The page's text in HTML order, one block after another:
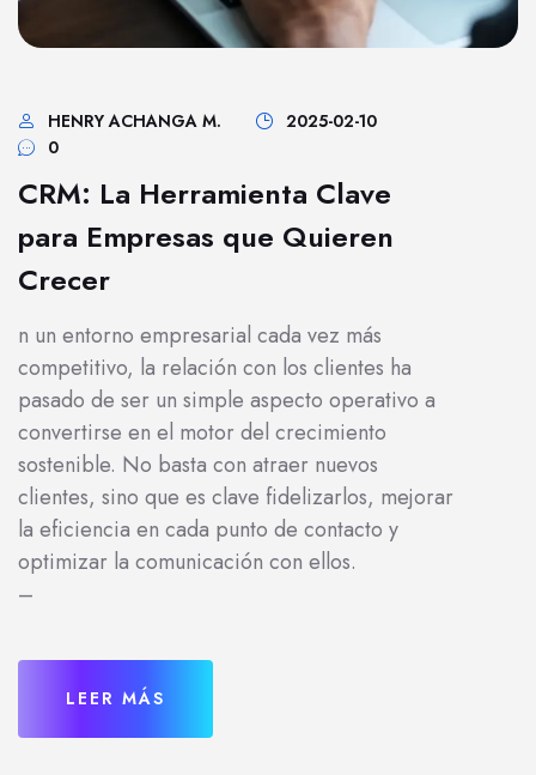
HENRY ACHANGA M.
2025-02-10
0
CRM: La Herramienta Clave
para Empresas que Quieren
Crecer
n un entorno empresarial cada vez más
competitivo, la relación con los clientes ha
pasado de ser un simple aspecto operativo a
convertirse en el motor del crecimiento
sostenible. No basta con atraer nuevos
clientes, sino que es clave fidelizarlos, mejorar
la eficiencia en cada punto de contacto y
optimizar la comunicación con ellos.
–
LEER MÁS